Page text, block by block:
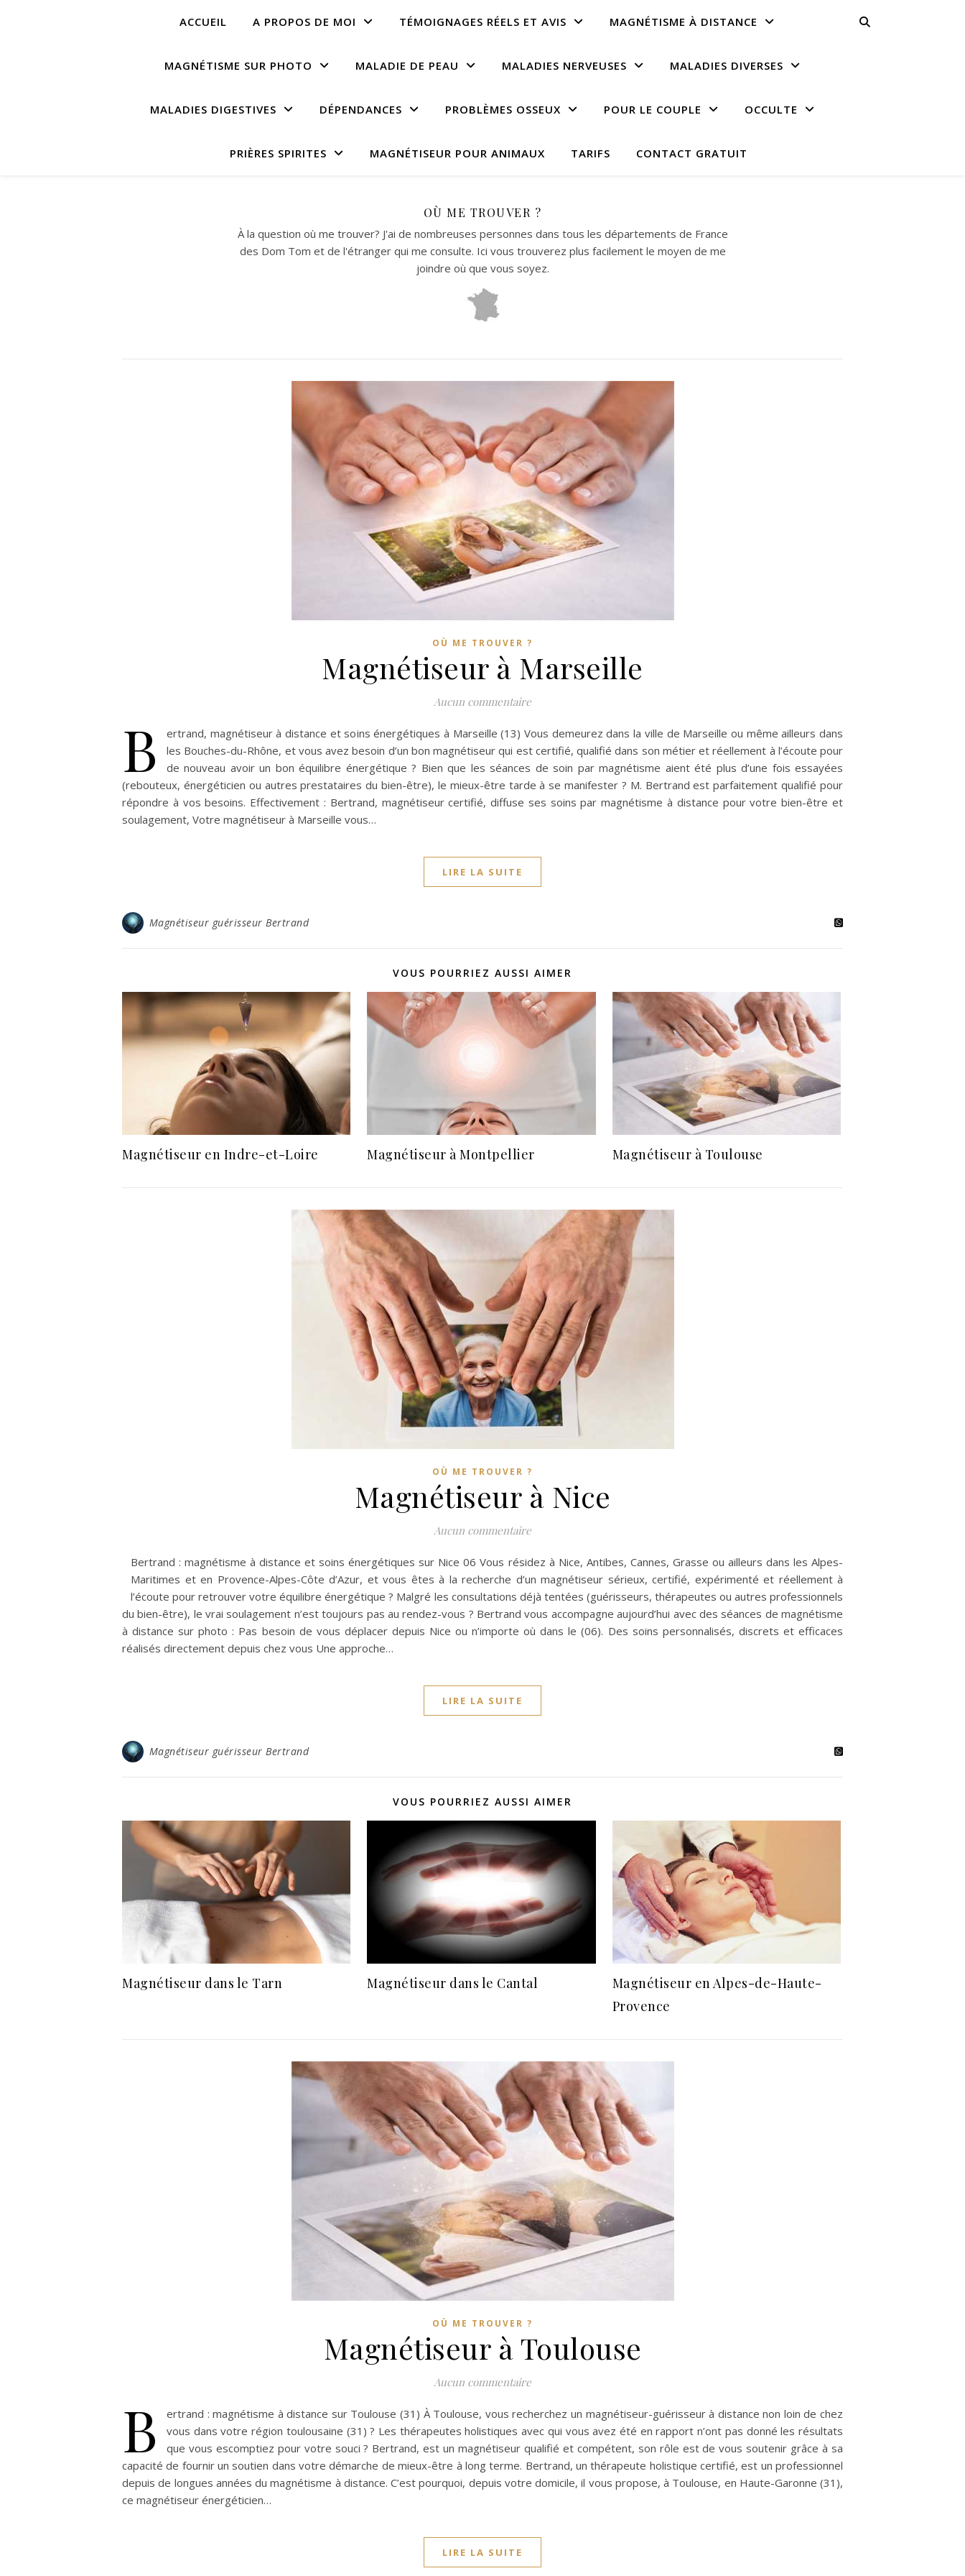
ACCUEIL A PROPOS DE MOI TÉMOIGNAGES RÉELS ET AVIS MAGNÉTISME À DISTANCE
MAGNÉTISME SUR PHOTO MALADIE DE PEAU MALADIES NERVEUSES MALADIES DIVERSES
MALADIES DIGESTIVES DÉPENDANCES PROBLÈMES OSSEUX POUR LE COUPLE OCCULTE
PRIÈRES SPIRITES MAGNÉTISEUR POUR ANIMAUX TARIFS CONTACT GRATUIT
OÙ ME TROUVER ?
À la question où me trouver? J'ai de nombreuses personnes dans tous les départements de France
des Dom Tom et de l'étranger qui me consulte. Ici vous trouverez plus facilement le moyen de me
joindre où que vous soyez.
OÙ ME TROUVER ?
Magnétiseur à Marseille
Aucun commentaire
B
ertrand, magnétiseur à distance et soins énergétiques à Marseille (13) Vous demeurez dans la ville de Marseille ou même ailleurs dans
les Bouches-du-Rhône, et vous avez besoin d’un bon magnétiseur qui est certifié, qualifié dans son métier et réellement à l’écoute pour
de nouveau avoir un bon équilibre énergétique ? Bien que les séances de soin par magnétisme aient été plus d’une fois essayées
(rebouteux, énergéticien ou autres prestataires du bien-être), le mieux-être tarde à se manifester ? M. Bertrand est parfaitement qualifié pour
répondre à vos besoins. Effectivement : Bertrand, magnétiseur certifié, diffuse ses soins par magnétisme à distance pour votre bien-être et
soulagement, Votre magnétiseur à Marseille vous…
LIRE LA SUITE
Magnétiseur guérisseur Bertrand
VOUS POURRIEZ AUSSI AIMER
Magnétiseur en Indre-et-Loire Magnétiseur à Montpellier Magnétiseur à Toulouse
OÙ ME TROUVER ?
Magnétiseur à Nice
Aucun commentaire
Bertrand : magnétisme à distance et soins énergétiques sur Nice 06 Vous résidez à Nice, Antibes, Cannes, Grasse ou ailleurs dans les Alpes-
Maritimes et en Provence-Alpes-Côte d’Azur, et vous êtes à la recherche d’un magnétiseur sérieux, certifié, expérimenté et réellement à
l’écoute pour retrouver votre équilibre énergétique ? Malgré les consultations déjà tentées (guérisseurs, thérapeutes ou autres professionnels
du bien-être), le vrai soulagement n’est toujours pas au rendez-vous ? Bertrand vous accompagne aujourd’hui avec des séances de magnétisme
à distance sur photo : Pas besoin de vous déplacer depuis Nice ou n’importe où dans le (06). Des soins personnalisés, discrets et efficaces
réalisés directement depuis chez vous Une approche…
LIRE LA SUITE
Magnétiseur guérisseur Bertrand
VOUS POURRIEZ AUSSI AIMER
Magnétiseur dans le Tarn Magnétiseur dans le Cantal
Magnétiseur en Alpes-de-Haute-
Provence
OÙ ME TROUVER ?
Magnétiseur à Toulouse
Aucun commentaire
B
ertrand : magnétisme à distance sur Toulouse (31) À Toulouse, vous recherchez un magnétiseur-guérisseur à distance non loin de chez
vous dans votre région toulousaine (31) ? Les thérapeutes holistiques avec qui vous avez été en rapport n’ont pas donné les résultats
que vous escomptiez pour votre souci ? Bertrand, est un magnétiseur qualifié et compétent, son rôle est de vous soutenir grâce à sa
capacité de fournir un soutien dans votre démarche de mieux-être à long terme. Bertrand, un thérapeute holistique certifié, est un professionnel
depuis de longues années du magnétisme à distance. C’est pourquoi, depuis votre domicile, il vous propose, à Toulouse, en Haute-Garonne (31),
ce magnétiseur énergéticien…
LIRE LA SUITE